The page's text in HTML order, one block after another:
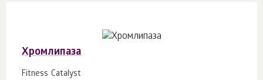
Хромлипаза
Fitness Catalyst